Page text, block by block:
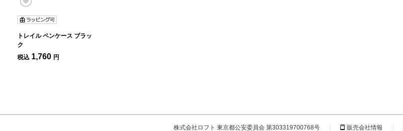
トレイル ペンケース ブラッ
ク
税込 1,760 円
株式会社ロフト 東京都公安委員会 第303319700768号 販売会社情報